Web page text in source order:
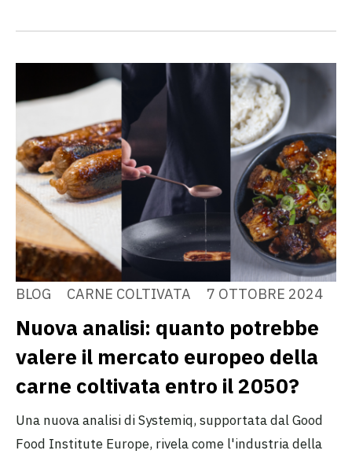
BLOG CARNE COLTIVATA 7 OTTOBRE 2024
Nuova analisi: quanto potrebbe
valere il mercato europeo della
carne coltivata entro il 2050?
Una nuova analisi di Systemiq, supportata dal Good
Food Institute Europe, rivela come l'industria della